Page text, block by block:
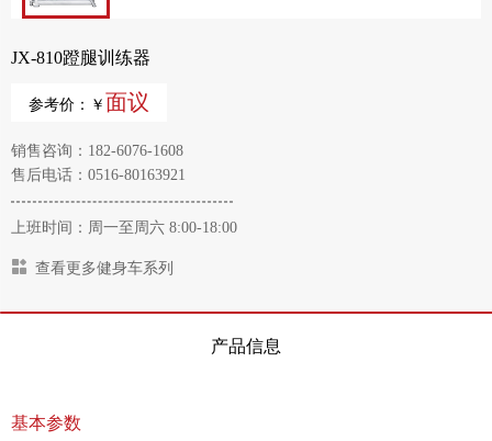
JX-810蹬腿训练器
参考价：￥ 面议
销售咨询：182-6076-1608
售后电话：0516-80163921
上班时间：周一至周六 8:00-18:00
查看更多健身车系列
产品信息
基本参数